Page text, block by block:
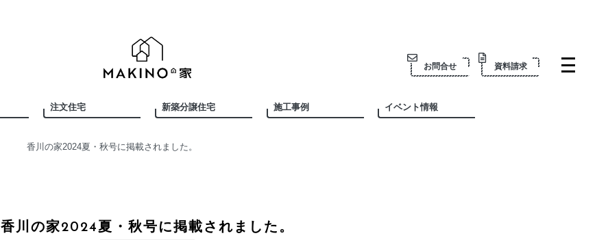
お問合せ 資料請求
注文住宅 新築分譲住宅 施工事例 イベント情報
香川の家2024夏・秋号に掲載されました。
香川の家2024夏・秋号に掲載されました。